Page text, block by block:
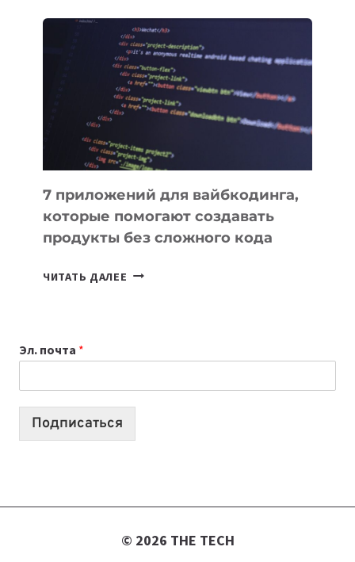
ПОЛЕЗНЫХ
ИНСТРУМЕНТОВ
ДЛЯ
РАБОТЫ
7 приложений для вайбкодинга,
которые помогают создавать
продукты без сложного кода
ЧИТАТЬ ДАЛЕЕ 7
СОЗДАВАТЬ
ПРОДУКТЫ
Эл. почта *
Подписаться
© 2026 THE TECH